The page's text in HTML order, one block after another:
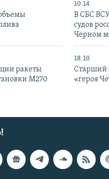
10:14
В СБС
судов
Черном
ракеты
M270
18:10
Старший
«героя